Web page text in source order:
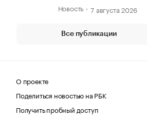
Новость
7 августа 2026
Все публикации
О проекте
Поделиться новостью на РБК
Получить пробный доступ